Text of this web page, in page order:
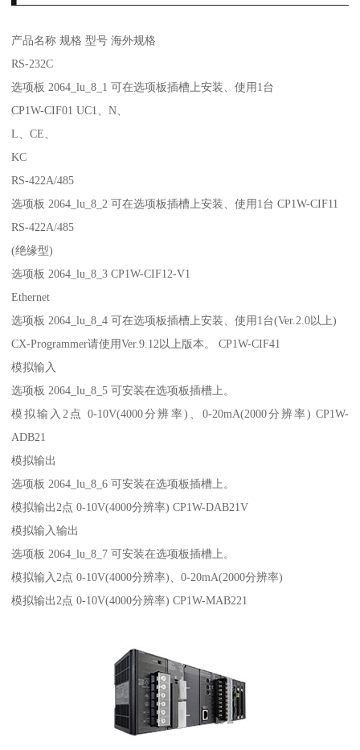
产品名称 规格 型号 海外规格
RS-232C
选项板 2064_lu_8_1 可在选项板插槽上安装、使用1台
CP1W-CIF01 UC1、N、
L、CE、
KC
RS-422A/485
选项板 2064_lu_8_2 可在选项板插槽上安装、使用1台 CP1W-CIF11
RS-422A/485
(绝缘型)
选项板 2064_lu_8_3 CP1W-CIF12-V1
Ethernet
选项板 2064_lu_8_4 可在选项板插槽上安装、使用1台(Ver.2.0以上)
CX-Programmer请使用Ver.9.12以上版本。 CP1W-CIF41
模拟输入
选项板 2064_lu_8_5 可安装在选项板插槽上。
模拟输入2点 0-10V(4000分辨率)、0-20mA(2000分辨率) CP1W-
ADB21
模拟输出
选项板 2064_lu_8_6 可安装在选项板插槽上。
模拟输出2点 0-10V(4000分辨率) CP1W-DAB21V
模拟输入输出
选项板 2064_lu_8_7 可安装在选项板插槽上。
模拟输入2点 0-10V(4000分辨率)、0-20mA(2000分辨率)
模拟输出2点 0-10V(4000分辨率) CP1W-MAB221